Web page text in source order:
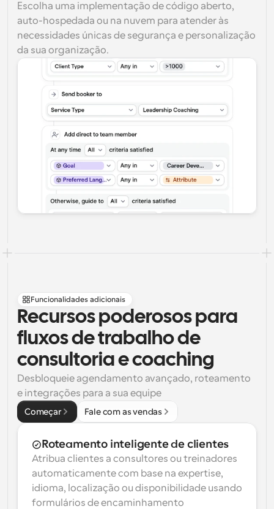
Escolha uma implementação de código aberto,
auto-hospedada ou na nuvem para atender às
necessidades únicas de segurança e personalização
da sua organização.
Funcionalidades adicionais
Recursos poderosos para
fluxos de trabalho de
consultoria e coaching
Desbloqueie agendamento avançado, roteamento
e integrações para a sua equipe
Começar Fale com as vendas
Roteamento inteligente de clientes
Atribua clientes a consultores ou treinadores
automaticamente com base na expertise,
idioma, localização ou disponibilidade usando
formulários de encaminhamento